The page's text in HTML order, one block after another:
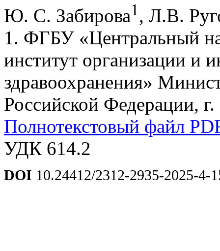
Ю. С. Забирова1, Л.В.
1. ФГБУ «Центральный
институт организации и
здравоохранения»
Российской Федерации,
Полнотекстовый файл
УДК 614.2
DOI 10.24412/2312-2935-2025-4-